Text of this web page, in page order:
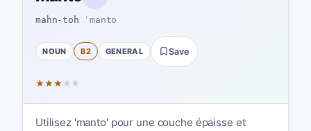
mahn-toh ˈmanto
NOUN B2 GENERAL Save
★★★ ★ ★
Utilisez 'manto' pour une couche épaisse et